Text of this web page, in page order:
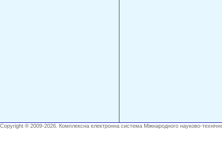
Copyright ® 2009-2026. Комплексна електронна система Міжнародного науково-